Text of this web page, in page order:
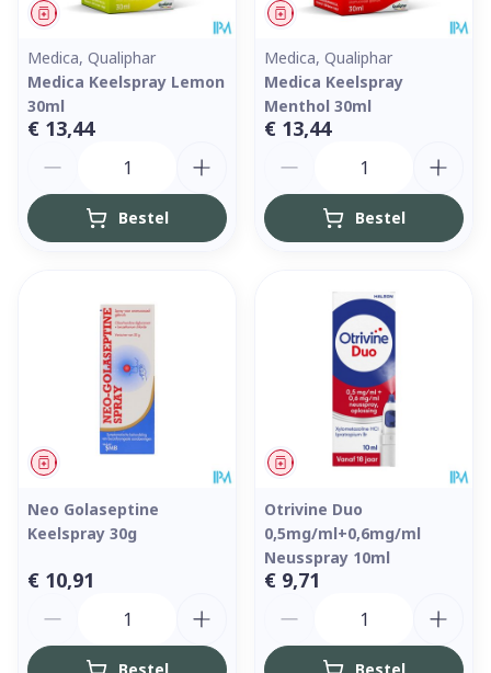
Geneesmiddel
Medica, Qualiphar
Medica Keelspray Lemon
30ml
€ 13,44
Bestel
Geneesmiddel
Medica, Qualiphar
Medica Keelspray
Menthol 30ml
€ 13,44
Bestel
Geneesmiddel
Neo Golaseptine
Keelspray 30g
€ 10,91
Geneesmiddel
Otrivine Duo
0,5mg/ml+0,6mg/ml
Neusspray 10ml
€ 9,71